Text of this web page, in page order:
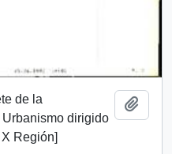
de la
dirigido
Región]